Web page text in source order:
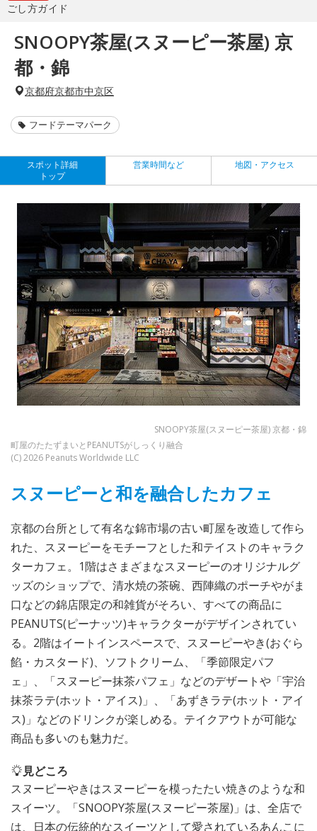
ごし方ガイド
SNOOPY茶屋(スヌーピー茶屋) 京
都・錦
京都府京都市中京区
フードテーマパーク
スポット詳細
トップ
営業時間など 地図・アクセス
SNOOPY茶屋(スヌーピー茶屋) 京都・錦
町屋のたたずまいとPEANUTSがしっくり融合
(C) 2026 Peanuts Worldwide LLC
スヌーピーと和を融合したカフェ
京都の台所として有名な錦市場の古い町屋を改造して作ら
れた、スヌーピーをモチーフとした和テイストのキャラク
ターカフェ。1階はさまざまなスヌーピーのオリジナルグ
ッズのショップで、清水焼の茶碗、西陣織のポーチやがま
口などの錦店限定の和雑貨がそろい、すべての商品に
PEANUTS(ピーナッツ)キャラクターがデザインされてい
る。2階はイートインスペースで、スヌーピーやき(おぐら
餡・カスタード)、ソフトクリーム、「季節限定パフ
ェ」、「スヌーピー抹茶パフェ」などのデザートや「宇治
抹茶ラテ(ホット・アイス)」、「あずきラテ(ホット・アイ
ス)」などのドリンクが楽しめる。テイクアウトが可能な
商品も多いのも魅力だ。
見どころ
スヌーピーやきはスヌーピーを模ったたい焼きのような和
スイーツ。「SNOOPY茶屋(スヌーピー茶屋)」は、全店で
は、日本の伝統的なスイーツとして愛されているあんこに